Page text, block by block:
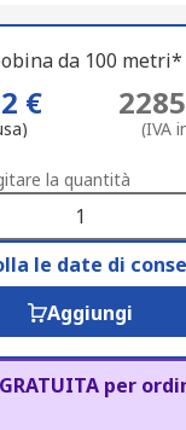
da 100 metri*
€
(IVA
la quantità
le date di
Aggiungi
per